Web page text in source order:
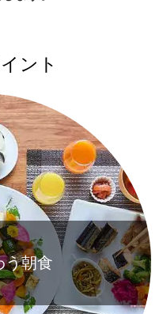
ント
う朝食